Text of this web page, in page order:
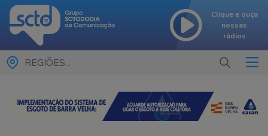
Clique e ouça
nossas
rádios
REGIÕES...